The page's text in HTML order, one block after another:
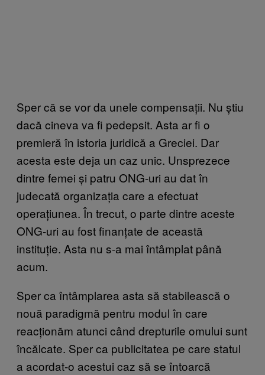
Sper că se vor da unele compensații. Nu știu
dacă cineva va fi pedepsit. Asta ar fi o
premieră în istoria juridică a Greciei. Dar
acesta este deja un caz unic. Unsprezece
dintre femei și patru ONG-uri au dat în
judecată organizația care a efectuat
operațiunea. În trecut, o parte dintre aceste
ONG-uri au fost finanțate de această
instituție. Asta nu s-a mai întâmplat până
acum.
Sper ca întâmplarea asta să stabilească o
nouă paradigmă pentru modul în care
reacționăm atunci când drepturile omului sunt
încălcate. Sper ca publicitatea pe care statul
a acordat-o acestui caz să se întoarcă